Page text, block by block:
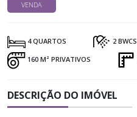
VENDA
4 QUARTOS 2 BWCS
160 M² PRIVATIVOS
DESCRIÇÃO DO IMÓVEL